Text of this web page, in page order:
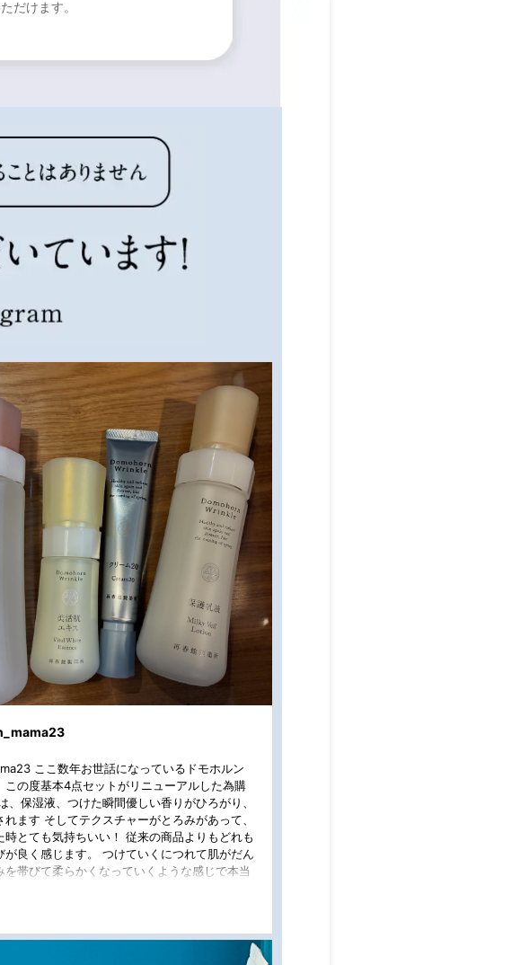
だけます。
ここ数年お世話になっているドモホルン
この度基本4点セットがリニューアルした為購
、保湿液、つけた瞬間優しい香りがひろがり、
れます そしてテクスチャーがとろみがあって、
時とても気持ちいい！ 従来の商品よりもどれも
が良く感じます。 つけていくにつれて肌がだん
を帯びて柔らかくなっていくような感じで本当
ても実感しやすくてさらに気に入りました！ #